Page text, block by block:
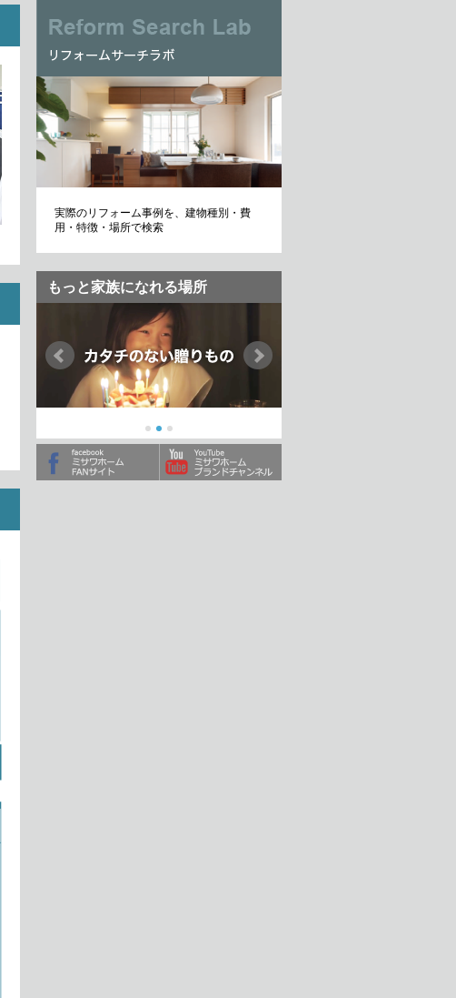
実際のリフォーム事例を、建物種別・費
用・特徴・場所で検索
もっと家族になれる場所